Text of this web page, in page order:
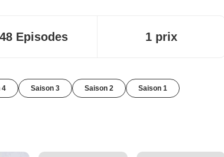
48 Episodes 1 prix
4 Saison 3 Saison 2 Saison 1